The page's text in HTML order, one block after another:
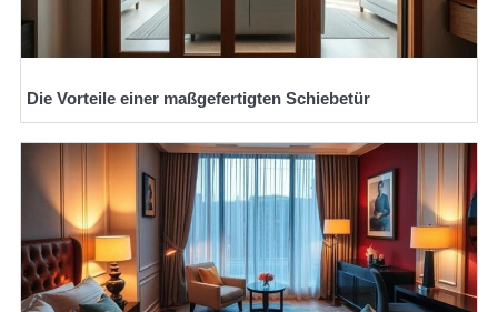
Die Vorteile einer maßgefertigten Schiebetür